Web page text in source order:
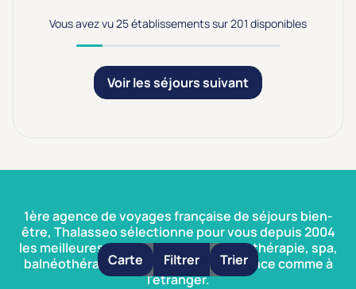
Vous avez vu 25 établissements sur 201 disponibles
Voir les séjours suivant
Carte Filtrer Trier
1ère agence de voyages française de séjours bien-
être, Thalasseo sélectionne pour vous depuis 2004
les meilleures prestations de thalassothérapie, spa,
balnéothérapie et thermalisme en France comme à
l’étranger.